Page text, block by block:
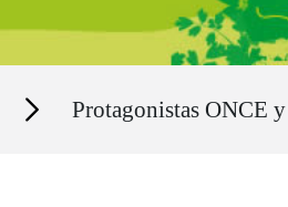
Secciones Protagonistas ONCE